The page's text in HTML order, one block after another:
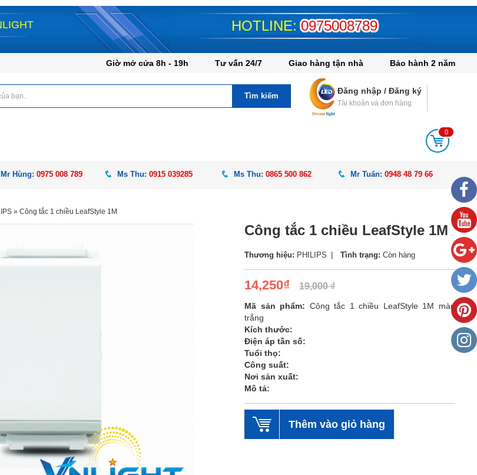
HOTLINE:0975008789
Giờ mở cửa 8h - 19h Tư vấn 24/7 Giao hàng tận nhà Bảo hành 2 năm
Tìm kiếm
Đăng nhập / Đăng ký
Tài khoản và đơn hàng
0
Mr Hùng: 0975 008 789 Ms Thu: 0915 039285 Ms Thu: 0865 500 862 Mr Tuấn: 0948 48 79 66
» Công tắc 1 chiều LeafStyle 1M
Công tắc 1 chiều LeafStyle 1M
Thương hiệu: PHILIPS Tình trạng: Còn hàng
14,250₫ 19,000 ₫
Mã sản phẩm: Công tắc 1 chiều LeafStyle 1M màu
trắng
Kích thước:
Điện áp tần số:
Tuổi thọ:
Công suất:
Nơi sản xuất:
Mô tả:
Thêm vào giỏ hàng